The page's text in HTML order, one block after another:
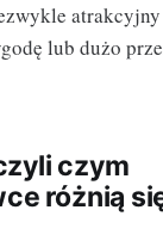
lub dużo
czym
różnią